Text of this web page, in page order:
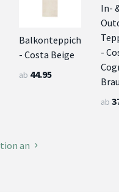
Balkonteppich
- Costa Beige
ab 44.95
In-
-
ab
an